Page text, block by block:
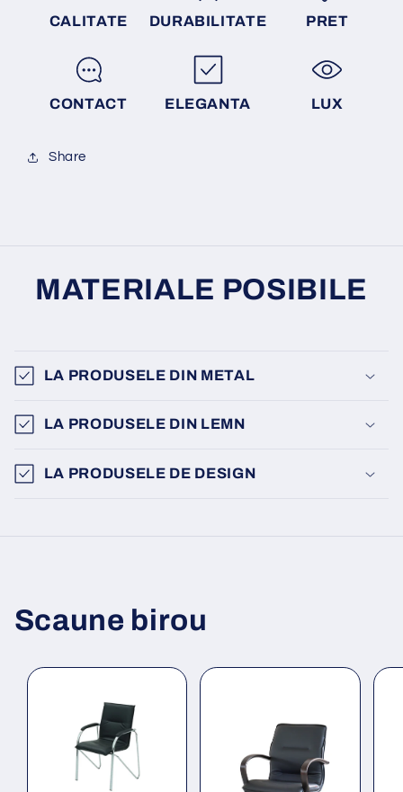
CALITATE DURABILITATE PRET
CONTACT ELEGANTA LUX
Share
MATERIALE POSIBILE
LA PRODUSELE DIN METAL
LA PRODUSELE DIN LEMN
LA PRODUSELE DE DESIGN
Scaune birou